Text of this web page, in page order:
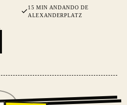
15 MIN ANDANDO DE
ALEXANDERPLATZ